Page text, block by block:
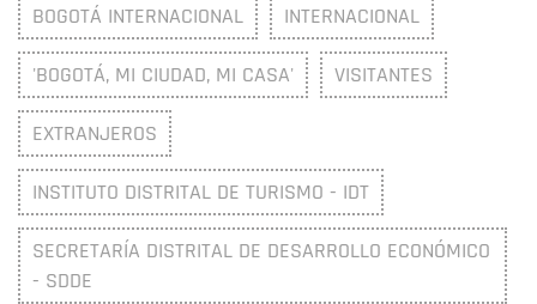
BOGOTÁ INTERNACIONAL INTERNACIONAL
'BOGOTÁ, MI CIUDAD, MI CASA' VISITANTES
EXTRANJEROS
INSTITUTO DISTRITAL DE TURISMO - IDT
SECRETARÍA DISTRITAL DE DESARROLLO ECONÓMICO
- SDDE